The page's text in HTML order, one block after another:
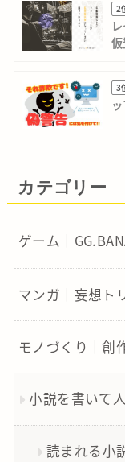
2
仮
3
カテゴリー
ゲーム｜
マンガ｜妄想ト
モノづくり｜創
小説を書いて
読まれる小